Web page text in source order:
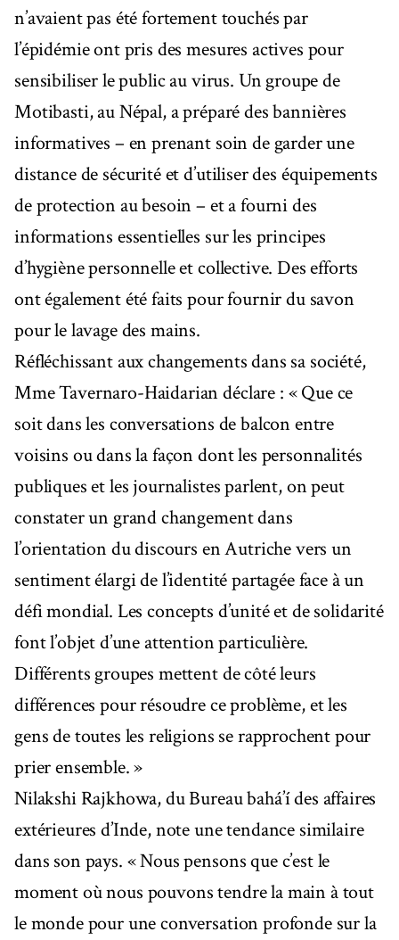
n’avaient pas été fortement touchés par
l’épidémie ont pris des mesures actives pour
sensibiliser le public au virus. Un groupe de
Motibasti, au Népal, a préparé des bannières
informatives – en prenant soin de garder une
distance de sécurité et d’utiliser des équipements
de protection au besoin – et a fourni des
informations essentielles sur les principes
d’hygiène personnelle et collective. Des efforts
ont également été faits pour fournir du savon
pour le lavage des mains.
Réfléchissant aux changements dans sa société,
Mme Tavernaro-Haidarian déclare : « Que ce
soit dans les conversations de balcon entre
voisins ou dans la façon dont les personnalités
publiques et les journalistes parlent, on peut
constater un grand changement dans
l’orientation du discours en Autriche vers un
sentiment élargi de l’identité partagée face à un
défi mondial. Les concepts d’unité et de solidarité
font l’objet d’une attention particulière.
Différents groupes mettent de côté leurs
différences pour résoudre ce problème, et les
gens de toutes les religions se rapprochent pour
prier ensemble. »
Nilakshi Rajkhowa, du Bureau bahá’í des affaires
extérieures d’Inde, note une tendance similaire
dans son pays. « Nous pensons que c’est le
moment où nous pouvons tendre la main à tout
le monde pour une conversation profonde sur la